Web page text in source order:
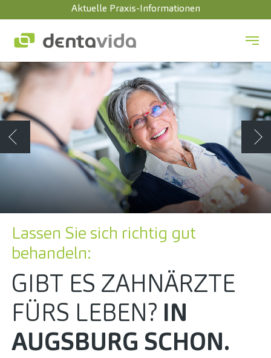
Zum Hauptinhalt springen
Aktuelle Praxis-Informationen
Zurück
Lassen Sie sich richtig gut
behandeln:
GIBT ES ZAHNÄRZTE
FÜRS LEBEN? IN
AUGSBURG SCHON.